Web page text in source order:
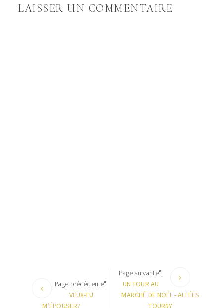
LAISSER UN COMMENTAIRE
Page précédente":
VEUX-TU
M’ÉPOUSER?
Page suivante":
UN TOUR AU
MARCHÉ DE NOËL - ALLÉES
TOURNY